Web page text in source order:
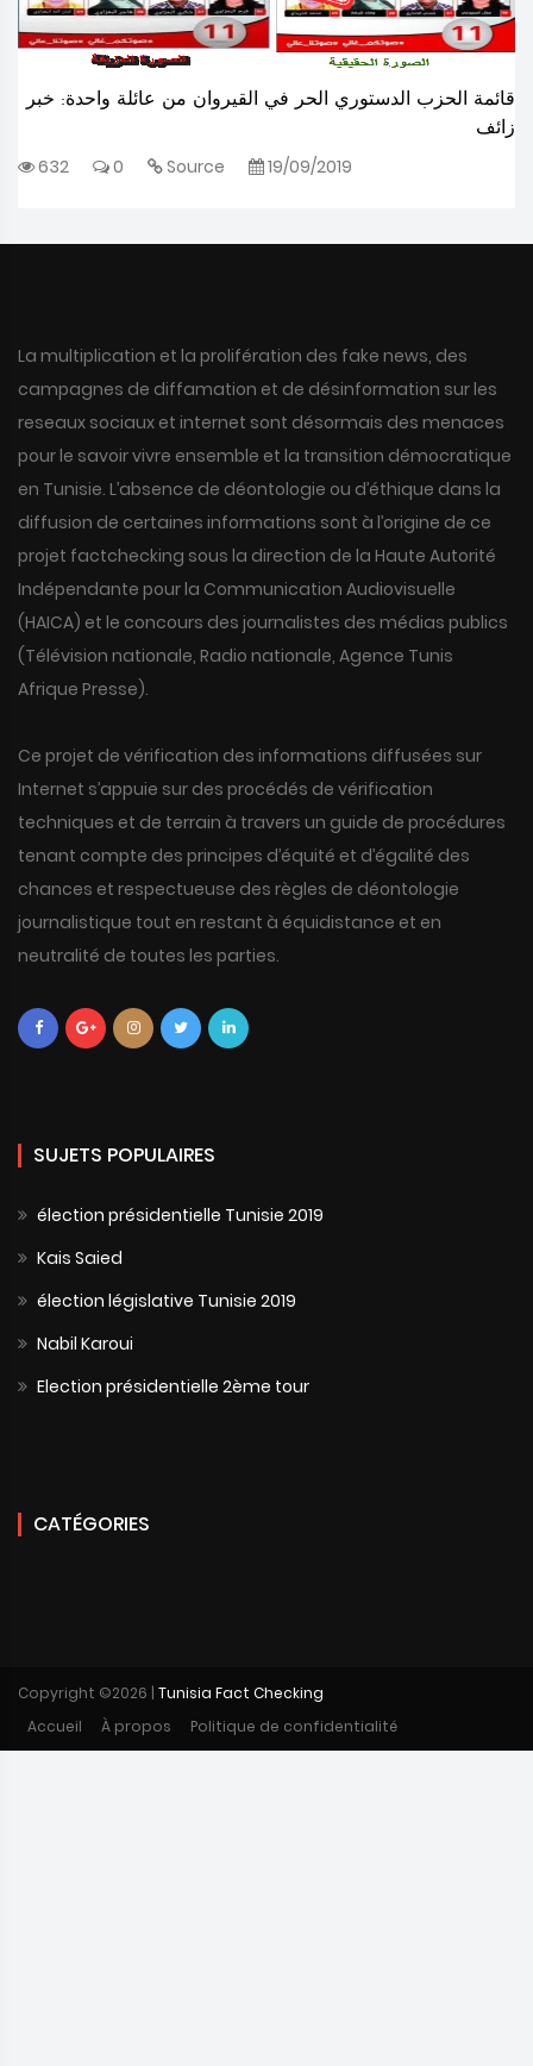
قائمة الحزب الدستوري الحر في القيروان من عائلة واحدة: خبر
زائف
632
0 Source 19/09/2019
La multiplication et la prolifération des fake news, des
campagnes de diffamation et de désinformation sur les
reseaux sociaux et internet sont désormais des menaces
pour le savoir vivre ensemble et la transition démocratique
en Tunisie. L’absence de déontologie ou d’éthique dans la
diffusion de certaines informations sont à l’origine de ce
projet factchecking sous la direction de la Haute Autorité
Indépendante pour la Communication Audiovisuelle
(HAICA) et le concours des journalistes des médias publics
(Télévision nationale, Radio nationale, Agence Tunis
Afrique Presse).
Ce projet de vérification des informations diffusées sur
Internet s’appuie sur des procédés de vérification
techniques et de terrain à travers un guide de procédures
tenant compte des principes d’équité et d’égalité des
chances et respectueuse des règles de déontologie
journalistique tout en restant à équidistance et en
neutralité de toutes les parties.
SUJETS POPULAIRES
élection présidentielle Tunisie 2019
Kais Saied
élection législative Tunisie 2019
Nabil Karoui
Election présidentielle 2ème tour
CATÉGORIES
Copyright ©2026 | Tunisia Fact Checking
Accueil
À propos Politique de confidentialité